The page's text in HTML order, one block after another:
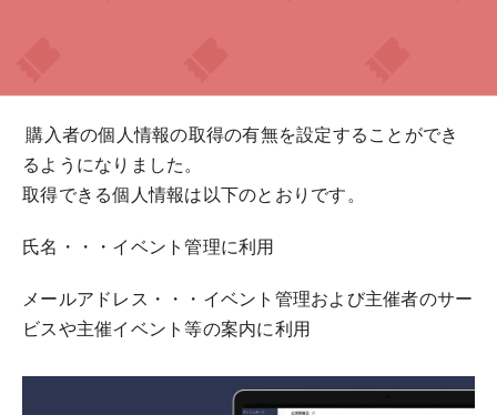
購入者の個人情報の取得の有無を設定することができ
るようになりました。
取得できる個人情報は以下のとおりです。
氏名・・・イベント管理に利用
メールアドレス・・・イベント管理および主催者のサー
ビスや主催イベント等の案内に利用